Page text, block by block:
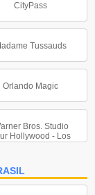
CityPass
Tussauds
Orlando Magic
Bros. Studio
Hollywood - Los